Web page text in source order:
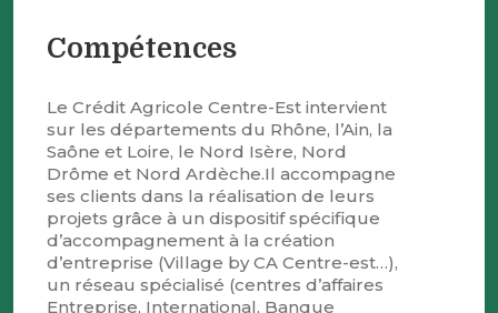
Compétences
Le Crédit Agricole Centre-Est intervient
sur les départements du Rhône, l’Ain, la
Saône et Loire, le Nord Isère, Nord
Drôme et Nord Ardèche.Il accompagne
ses clients dans la réalisation de leurs
projets grâce à un dispositif spécifique
d’accompagnement à la création
d’entreprise (Village by CA Centre-est…),
un réseau spécialisé (centres d’affaires
Entreprise, International, Banque